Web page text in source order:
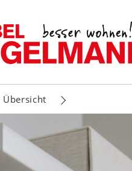
Übersicht